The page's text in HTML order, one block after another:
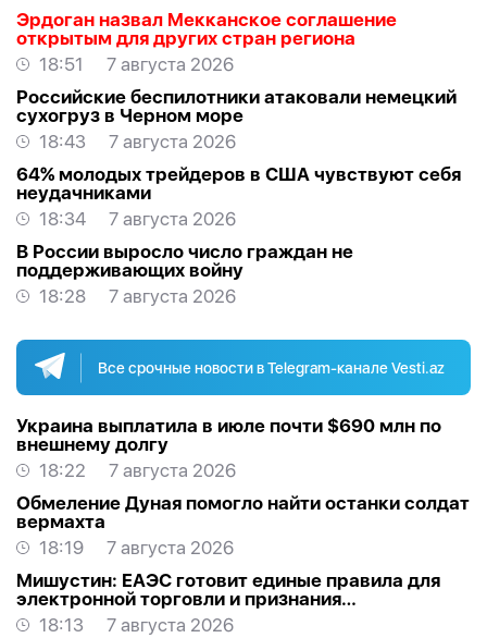
Эрдоган назвал Мекканское соглашение
открытым для других стран региона
18:51
7 августа 2026
Российские беспилотники атаковали немецкий
сухогруз в Черном море
18:43
7 августа 2026
64% молодых трейдеров в США чувствуют себя
неудачниками
18:34
7 августа 2026
В России выросло число граждан не
поддерживающих войну
18:28
7 августа 2026
Все срочные новости в Telegram-канале Vesti.az
Украина выплатила в июле почти $690 млн по
внешнему долгу
18:22
7 августа 2026
Обмеление Дуная помогло найти останки солдат
вермахта
18:19
7 августа 2026
Мишустин: ЕАЭС готовит единые правила для
электронной торговли и признания
квалификаций
18:13
7 августа 2026